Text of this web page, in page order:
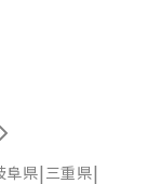
阜県 三重県